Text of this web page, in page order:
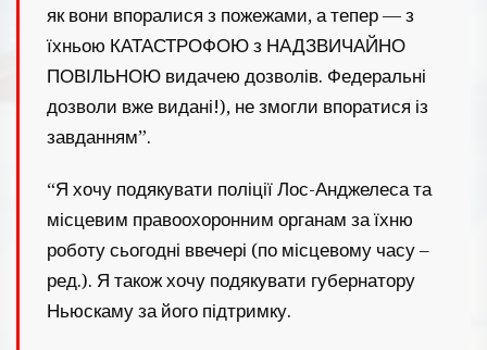
як вони впоралися з пожежами, а тепер — з
їхньою КАТАСТРОФОЮ з НАДЗВИЧАЙНО
ПОВІЛЬНОЮ видачею дозволів. Федеральні
дозволи вже видані!), не змогли впоратися із
завданням”.
“Я хочу подякувати поліції Лос-Анджелеса та
місцевим правоохоронним органам за їхню
роботу сьогодні ввечері (по місцевому часу –
ред.). Я також хочу подякувати губернатору
Ньюскаму за його підтримку.